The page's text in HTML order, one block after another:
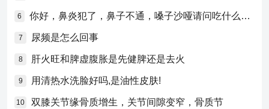
6 你好，鼻炎犯了，鼻子不通，嗓子沙哑请问吃什么药比较好？
7 尿频是怎么回事
8 肝火旺和脾虚腹胀是先健脾还是去火
9 用清热水洗脸好吗,是油性皮肤!
10 双膝关节缘骨质增生，关节间隙变窄，骨质节